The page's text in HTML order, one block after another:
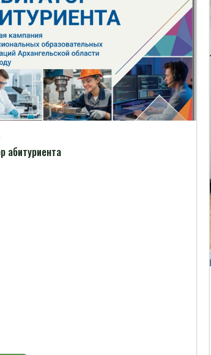
абитуриента